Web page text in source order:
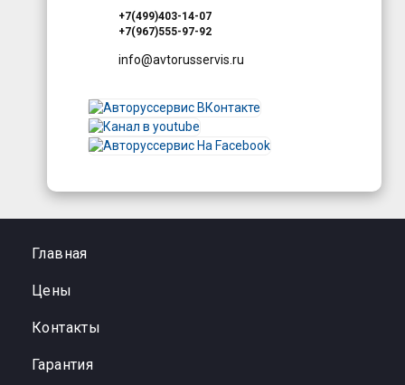
+7(499)403-14-07
+7(967)555-97-92
info@avtorusservis.ru
Главная
Цены
Контакты
Гарантия